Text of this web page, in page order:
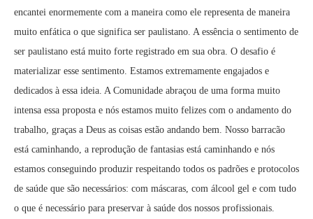
encantei enormemente com a maneira como ele representa de maneira
muito enfática o que significa ser paulistano. A essência o sentimento de
ser paulistano está muito forte registrado em sua obra. O desafio é
materializar esse sentimento. Estamos extremamente engajados e
dedicados à essa ideia. A Comunidade abraçou de uma forma muito
intensa essa proposta e nós estamos muito felizes com o andamento do
trabalho, graças a Deus as coisas estão andando bem. Nosso barracão
está caminhando, a reprodução de fantasias está caminhando e nós
estamos conseguindo produzir respeitando todos os padrões e protocolos
de saúde que são necessários: com máscaras, com álcool gel e com tudo
o que é necessário para preservar à saúde dos nossos profissionais.